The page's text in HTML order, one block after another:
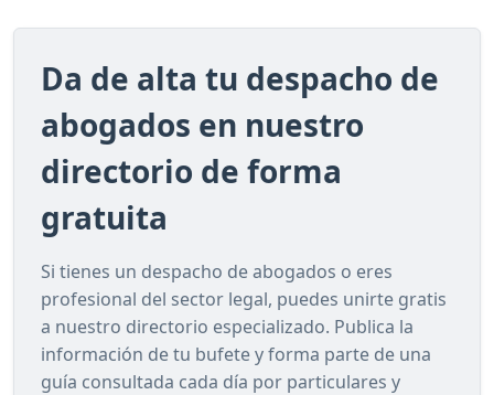
Da de alta tu despacho de
abogados en nuestro
directorio de forma
gratuita
Si tienes un despacho de abogados o eres
profesional del sector legal, puedes unirte gratis
a nuestro directorio especializado. Publica la
información de tu bufete y forma parte de una
guía consultada cada día por particulares y